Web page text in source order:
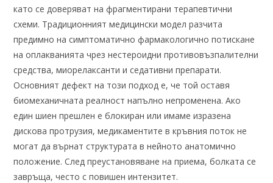
като се доверяват на фрагментирани терапевтични
схеми. Традиционният медицински модел разчита
предимно на симптоматично фармакологично потискане
на оплакванията чрез нестероидни противовъзпалителни
средства, миорелаксанти и седативни препарати.
Основният дефект на този подход е, че той оставя
биомеханичната реалност напълно непроменена. Ако
един шиен прешлен е блокиран или имаме изразена
дискова протрузия, медикаментите в кръвния поток не
могат да върнат структурата в нейното анатомично
положение. След преустановяване на приема, болката се
завръща, често с повишен интензитет.